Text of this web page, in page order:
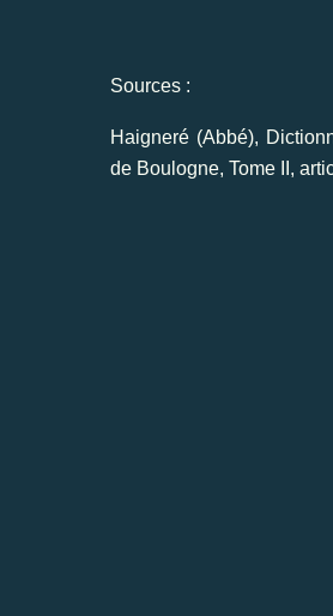
Sources :
Haigneré (Abbé),
de Boulogne, Tome II,